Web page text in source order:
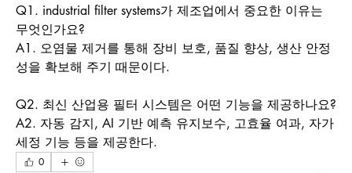
Q1. industrial filter systems가 제조업에서 중요한 이유는
무엇인가요?
A1. 오염물 제거를 통해 장비 보호, 품질 향상, 생산 안정
성을 확보해 주기 때문이다.
Q2. 최신 산업용 필터 시스템은 어떤 기능을 제공하나요?
A2. 자동 감지, AI 기반 예측 유지보수, 고효율 여과, 자가
세정 기능 등을 제공한다.
0